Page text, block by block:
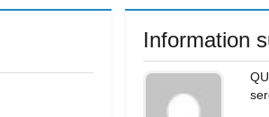
Information